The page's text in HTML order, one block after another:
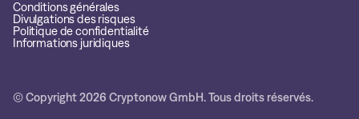
Conditions générales
Divulgations des risques
Politique de confidentialité
Informations juridiques
© Copyright 2026 Cryptonow GmbH. Tous droits réservés.